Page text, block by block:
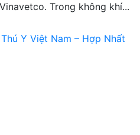
Trong không khí...